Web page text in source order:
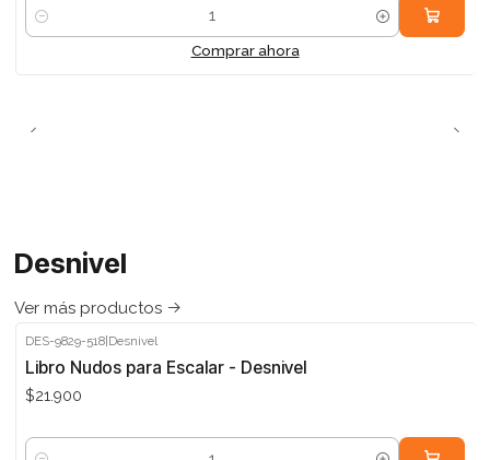
Cantidad
Comprar ahora
Desnivel
Ver más productos
DES-9829-518 Desnivel
Libro Nudos para Escalar - Desnivel
$21.900